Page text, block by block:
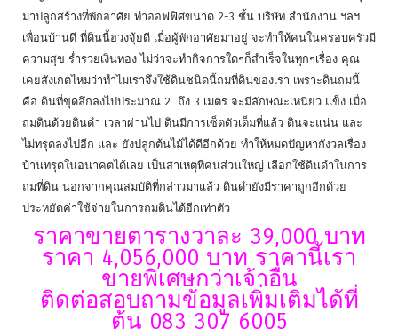
มาปลูกสร้างที่พักอาศัย ทำออฟฟิศขนาด 2-3 ชั้น บริษัท สำนักงาน ฯลฯ
เพื่อนบ้านดี ที่ดินนี้ฮวงจุ้ยดี เมื่อผู้พักอาศัยมาอยู่ จะทำให้คนในครอบครัวมี
ความสุข ร่ำรวยเงินทอง ไม่ว่าจะทำกิจการใดๆก็สำเร็จในทุกๆเรื่อง คุณ
เคยสังเกตไหมว่าทำไมเราจึงใช้ดินชนิดนี้ถมที่ดินของเรา เพราะดินถมนี้
คือ ดินที่ขุดลึกลงไปประมาณ 2 ถึง 3 เมตร จะมีลักษณะเหนียว แข็ง เมื่อ
ถมดินด้วยดินดำ เวลาผ่านไป ดินมีการเซ็ตตัวเต็มที่แล้ว ดินจะแน่น และ
ไม่ทรุดลงไปอีก และ ยังปลูกต้นไม้ได้ดีอีกด้วย ทำให้หมดปัญหากังวลเรื่อง
บ้านทรุดในอนาคตได้เลย เป็นสาเหตุที่คนส่วนใหญ่ เลือกใช้ดินดำในการ
ถมที่ดิน นอกจากคุณสมบัติที่กล่าวมาแล้ว ดินดำยังมีราคาถูกอีกด้วย
ประหยัดค่าใช้จ่ายในการถมดินได้อีกเท่าตัว
ราคาขายตารางวาละ 39,000 บาท
ราคา 4,056,000 บาท ราคานี้เรา
ขายพิเศษกว่าเจ้าอื่น
ติดต่อสอบถามข้อมูลเพิ่มเติมได้ที่
ต้น 083 307 6005